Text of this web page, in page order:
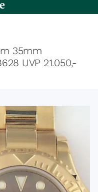
35mm
UVP 21.050,-